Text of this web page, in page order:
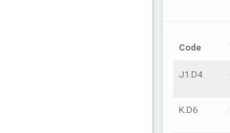
Code
J1.D4
K.D6